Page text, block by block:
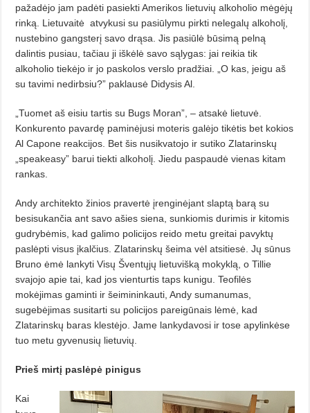
pažadėjo jam padėti pasiekti Amerikos lietuvių alkoholio mėgėjų
rinką. Lietuvaitė atvykusi su pasiūlymu pirkti nelegalų alkoholį,
nustebino gangsterį savo drąsa. Jis pasiūlė būsimą pelną
dalintis pusiau, tačiau ji iškėlė savo sąlygas: jai reikia tik
alkoholio tiekėjo ir jo paskolos verslo pradžiai. „O kas, jeigu aš
su tavimi nedirbsiu?” paklausė Didysis Al.
„Tuomet aš eisiu tartis su Bugs Moran”, – atsakė lietuvė.
Konkurento pavardę paminėjusi moteris galėjo tikėtis bet kokios
Al Capone reakcijos. Bet šis nusikvatojo ir sutiko Zlatarinskų
„speakeasy” barui tiekti alkoholį. Jiedu paspaudė vienas kitam
rankas.
Andy architekto žinios pravertė įrenginėjant slaptą barą su
besisukančia ant savo ašies siena, sunkiomis durimis ir kitomis
gudrybėmis, kad galimo policijos reido metu greitai pavyktų
paslėpti visus įkalčius. Zlatarinskų šeima vėl atsitiesė. Jų sūnus
Bruno ėmė lankyti Visų Šventųjų lietuvišką mokyklą, o Tillie
svajojo apie tai, kad jos vienturtis taps kunigu. Teofilės
mokėjimas gaminti ir šeimininkauti, Andy sumanumas,
sugebėjimas susitarti su policijos pareigūnais lėmė, kad
Zlatarinskų baras klestėjo. Jame lankydavosi ir tose apylinkėse
tuo metu gyvenusių lietuvių.
Prieš mirtį paslėpė pinigus
Kai